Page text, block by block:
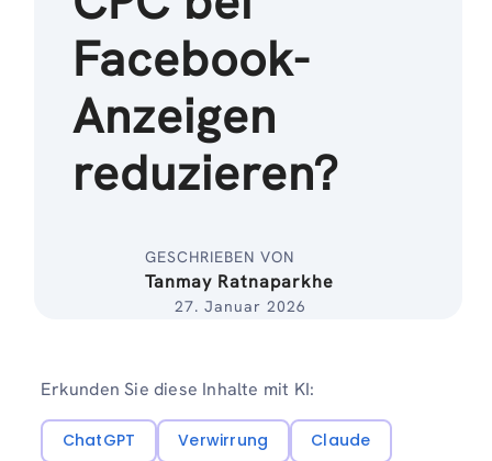
Facebook-
Anzeigen
reduzieren?
GESCHRIEBEN VON
Tanmay Ratnaparkhe
27. Januar 2026
Erkunden Sie diese Inhalte mit KI:
ChatGPT Verwirrung
Claude